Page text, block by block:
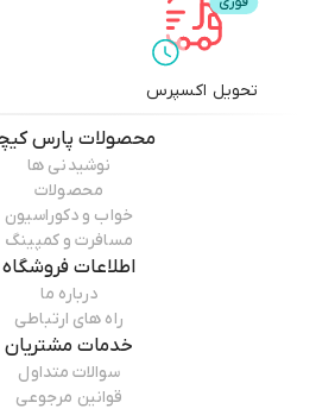
تحویل اکسپرس
محصولات پارس
نوشیدنی ها
محصولات
خواب و دکوراسیون
مسافرت و کمپینگ
اطلاعات فروشگاه
درباره ما
راه های ارتباطی
خدمات مشتریان
سوالات متداول
قوانین مرجوعی